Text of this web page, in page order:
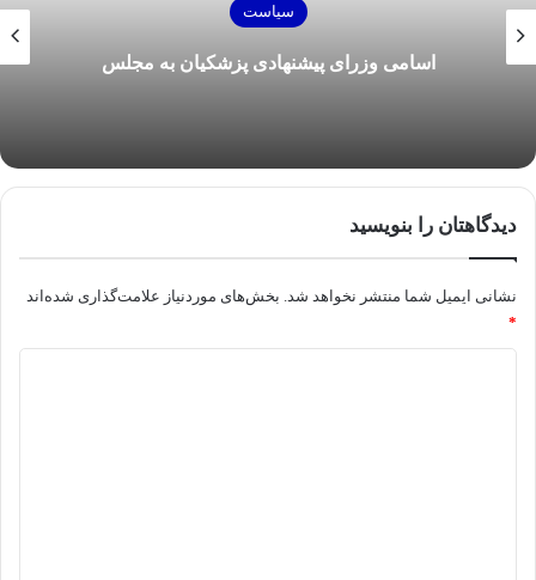
سیاست
اسامی وزرای پیشنهادی پزشکیان به مجلس
دیدگاهتان را بنویسید
نشانی ایمیل شما منتشر نخواهد شد. بخش‌های موردنیاز علامت‌گذاری شده‌اند
*